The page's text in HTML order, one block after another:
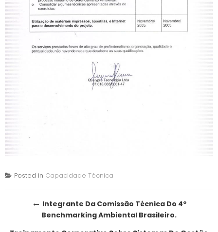
Posted in Capacidade Técnica
Post
navigation
← Integrante Da Comissão Técnica Do 4º
Benchmarking Ambiental Brasileiro.